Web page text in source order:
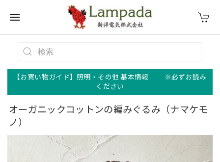
【お買い物ガイド】照明・その他 基本情報 ※必ずお読み
ください
オーガニックコットンの編みぐるみ（ナマケモ
ノ）